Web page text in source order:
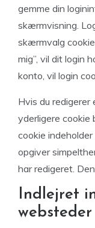
gemme din
skærmvisning.
skærmvalg
mig”, vil dit login
konto, vil login
Hvis du redigerer
yderligere cookie
cookie
opgiver
har redigeret.
Indlejret
websteder